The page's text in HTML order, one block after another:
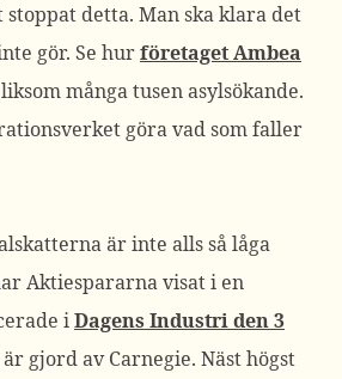
detta. Man ska klara det
gör. Se hurföretaget Ambea
liksom många tusen asylsökande.
göra vad som faller
är inte alls så låga
Aktiespararna visat i en
iDagens Industri den 3
gjord av Carnegie. Näst högst